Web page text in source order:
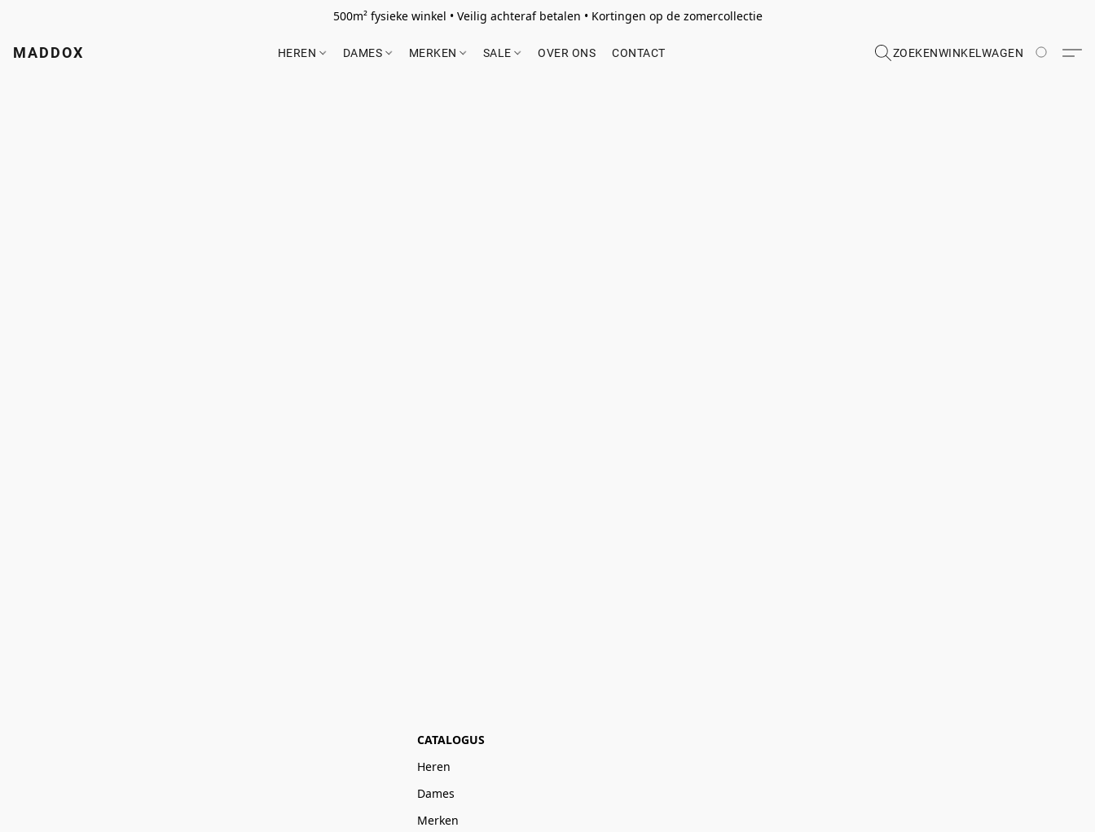
500m² fysieke winkel • Veilig achteraf betalen • Kortingen op de zomercollectie
MADDOX HEREN DAMES MERKEN SALE OVER ONS CONTACT ZOEKENWINKELWAGEN
CATALOGUS
Heren
Dames
Merken